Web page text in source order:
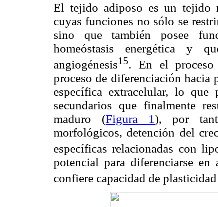
El tejido adiposo es un tejido
cuyas funciones no sólo se
sino que también posee
homeóstasis energética y
angiogénesis15. En el
proceso de diferenciación hacia
específica extracelular, lo
secundarios que finalmente
maduro (Figura 1), por
morfológicos, detención del
específicas relacionadas con
potencial para diferenciarse en
confiere capacidad de